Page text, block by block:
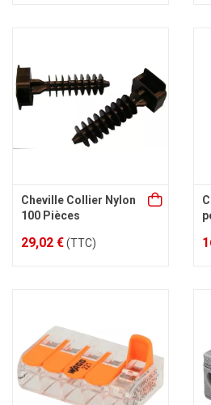
Cheville Collier Nylon
100 Pièces
29,02 €(TTC)